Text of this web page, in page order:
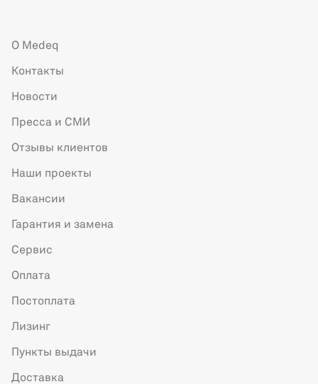
О Medeq
Контакты
Новости
Пресса и СМИ
Отзывы клиентов
Наши проекты
Вакансии
Гарантия и замена
Сервис
Оплата
Постоплата
Лизинг
Пункты выдачи
Доставка